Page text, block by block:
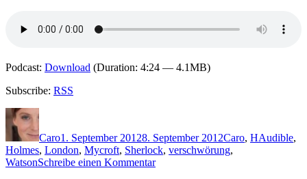
Podcast: Download (Duration: 4:24 — 4.1MB)
Subscribe: RSS
Autor
Caro1. September 20128. September 2012Caro, HAudible,
Holmes, London, Mycroft, Sherlock, verschwörung,
WatsonSchreibe einen Kommentarzu